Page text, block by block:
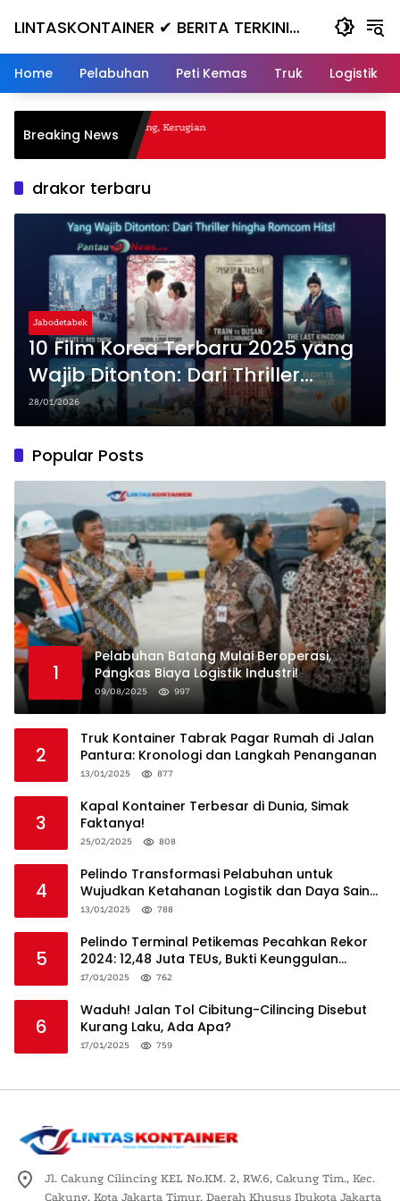
LINTASKONTAINER ✔ BERITA TERKINI
KONTAINER TERBARU HARI INI
Home Pelabuhan Peti Kemas Truk Logistik
Breaking News
Nanjak, Masuk ke Jurang, Kerugian
drakor terbaru
Jabodetabek
10 Film Korea Terbaru 2025 yang
Wajib Ditonton: Dari Thriller
hingga Romcom Hits!
28/01/2026
Popular Posts
1
Pelabuhan Batang Mulai Beroperasi,
Pangkas Biaya Logistik Industri!
09/08/2025 997
2
Truk Kontainer Tabrak Pagar Rumah di Jalan
Pantura: Kronologi dan Langkah Penanganan
13/01/2025 877
3
Kapal Kontainer Terbesar di Dunia, Simak
Faktanya!
25/02/2025 808
4
Pelindo Transformasi Pelabuhan untuk
Wujudkan Ketahanan Logistik dan Daya Saing
Global
13/01/2025 788
5
Pelindo Terminal Petikemas Pecahkan Rekor
2024: 12,48 Juta TEUs, Bukti Keunggulan
Logistik Nasional
17/01/2025 762
6
Waduh! Jalan Tol Cibitung-Cilincing Disebut
Kurang Laku, Ada Apa?
17/01/2025 759
Jl. Cakung Cilincing KEL No.KM. 2, RW.6, Cakung Tim., Kec.
Cakung, Kota Jakarta Timur, Daerah Khusus Ibukota Jakarta